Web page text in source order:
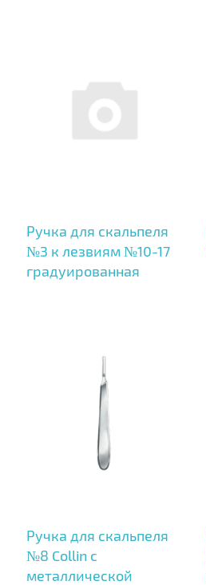
Ручка для скальпеля
№3 к лезвиям №10-17
градуированная
Ручка для скальпеля
№8 Collin с
металлической